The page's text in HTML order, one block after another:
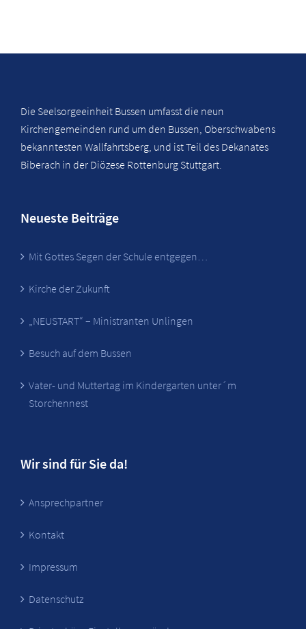
Die Seelsorgeeinheit Bussen umfasst die neun
Kirchengemeinden rund um den Bussen, Oberschwabens
bekanntesten Wallfahrtsberg, und ist Teil des Dekanates
Biberach in der Diözese Rottenburg Stuttgart.
Neueste Beiträge
Mit Gottes Segen der Schule entgegen…
Kirche der Zukunft
„NEUSTART“ – Ministranten Unlingen
Besuch auf dem Bussen
Vater- und Muttertag im Kindergarten unter´m
Storchennest
Wir sind für Sie da!
Ansprechpartner
Kontakt
Impressum
Datenschutz